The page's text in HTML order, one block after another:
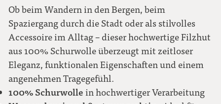
58
59
60
61
Ob beim Wandern in den Bergen, beim
Spaziergang durch die Stadt oder als stilvolles
Accessoire im Alltag – dieser hochwertige Filzhut
aus 100% Schurwolle überzeugt mit zeitloser
Eleganz, funktionalen Eigenschaften und einem
angenehmen Tragegefühl.
100% Schurwolle in hochwertiger Verarbeitung